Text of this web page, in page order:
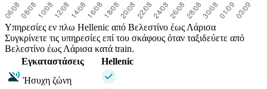
Υπηρεσίες εν πλω Hellenic από Βελεστίνο έως Λάρισα
Συγκρίνετε τις υπηρεσίες επί του σκάφους όταν ταξιδεύετε από
Βελεστίνο έως Λάρισα κατά train.
Εγκαταστάσεις
Hellenic
Ήσυχη ζώνη